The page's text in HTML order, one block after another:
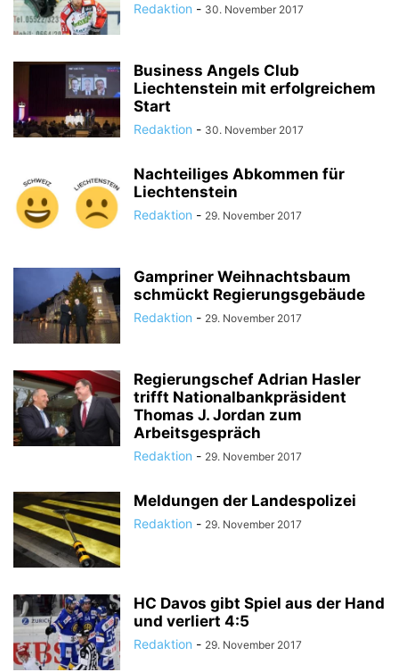
Redaktion - 30. November 2017
Business Angels Club
Liechtenstein mit erfolgreichem
Start
Redaktion - 30. November 2017
Nachteiliges Abkommen für
Liechtenstein
Redaktion - 29. November 2017
Gampriner Weihnachtsbaum
schmückt Regierungsgebäude
Redaktion - 29. November 2017
Regierungschef Adrian Hasler
trifft Nationalbankpräsident
Thomas J. Jordan zum
Arbeitsgespräch
Redaktion - 29. November 2017
Meldungen der Landespolizei
Redaktion - 29. November 2017
HC Davos gibt Spiel aus der Hand
und verliert 4:5
Redaktion - 29. November 2017